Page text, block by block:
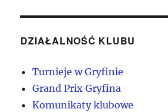
DZIAŁALNOŚĆ KLUBU
Turnieje w Gryfinie
Grand Prix Gryfina
Komunikaty klubowe